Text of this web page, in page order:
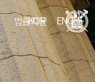
KOR ENG
법률자문